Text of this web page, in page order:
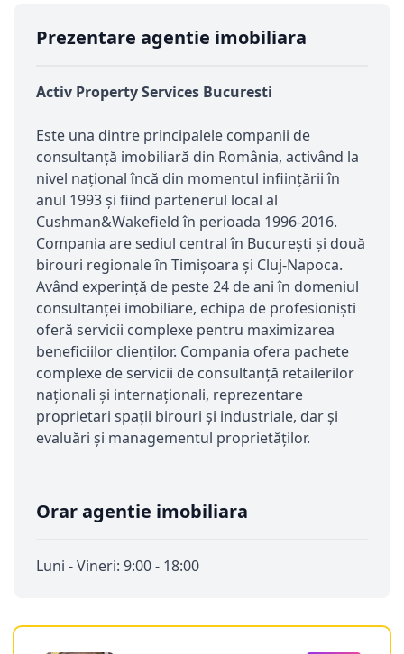
Prezentare agentie imobiliara
Activ Property Services Bucuresti
Este una dintre principalele companii de
consultanță imobiliară din România, activând la
nivel național încă din momentul inființării în
anul 1993 și fiind partenerul local al
Cushman&Wakefield în perioada 1996-2016.
Compania are sediul central în București și două
birouri regionale în Timișoara și Cluj-Napoca.
Având experință de peste 24 de ani în domeniul
consultanței imobiliare, echipa de profesioniști
oferă servicii complexe pentru maximizarea
beneficiilor clienților. Compania ofera pachete
complexe de servicii de consultanță retailerilor
naționali și internaționali, reprezentare
proprietari spații birouri și industriale, dar și
evaluări și managementul proprietăților.
Orar agentie imobiliara
Luni - Vineri: 9:00 - 18:00